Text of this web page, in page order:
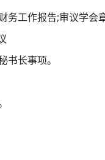
工作报告;审议学会
长事项。